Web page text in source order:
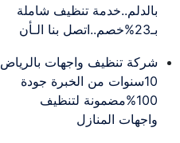
بالدلم..خدمة تنظيف شاملة
بـ23%خصم..اتصل بنا الـأن
شركة تنظيف واجهات بالرياض
10سنوات من الخبرة جودة
100%مضمونة لتنظيف
واجهات المنازل